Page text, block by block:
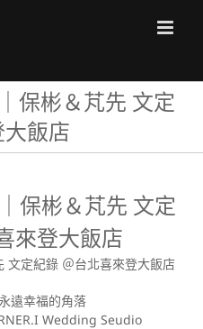
保彬＆芃先 文定
飯店
保彬＆芃先 文定
來登大飯店
定紀錄 ＠台北喜來登大飯店
遠幸福的角落
Wedding Seudio